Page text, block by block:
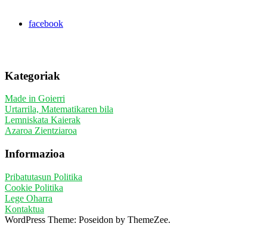
facebook
Kategoriak
Made in Goierri
Urtarrila, Matematikaren bila
Lemniskata Kaierak
Azaroa Zientziaroa
Informazioa
Pribatutasun Politika
Cookie Politika
Lege Oharra
Kontaktua
WordPress Theme: Poseidon by ThemeZee.